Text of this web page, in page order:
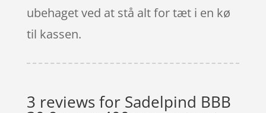
ubehaget ved at stå alt for tæt i en kø
til kassen.
3 reviews for Sadelpind BBB